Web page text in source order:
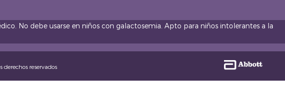
No debe usarse en niños con galactosemia. Apto para niños intolerantes a la
reservados